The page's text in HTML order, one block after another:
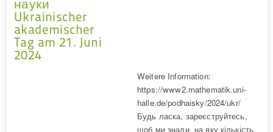
Ukrainischer
akademischer
Tag am 21. Juni
2024
Weitere Information:
https://www2.mathematik.uni-
halle.de/podhaisky/2024/ukr/
Будь ласка, зареєструйтесь,
щоб ми знали, на яку кількість